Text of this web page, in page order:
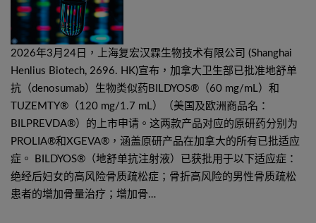
2026年3月24日，上海复宏汉霖生物技术有限公司 (Shanghai
Henlius Biotech, 2696. HK)宣布，加拿大卫生部已批准地舒单
抗（denosumab）生物类似药BILDYOS®（60 mg/mL）和
TUZEMTY®（120 mg/1.7 mL）（美国及欧洲商品名：
BILPREVDA®）的上市申请。这两款产品对应的原研药分别为
PROLIA®和XGEVA®，涵盖原研产品在加拿大的所有已批适应
症。 BILDYOS®（地舒单抗注射液）已获批用于以下适应症：
绝经后妇女的高风险骨质疏松症；骨折高风险的男性骨质疏松
患者的增加骨量治疗；增加骨…